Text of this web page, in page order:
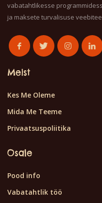
vabatahtlikesse
ja maksete turvalisuse
Meist
Kes Me Oleme
Mida Me Teeme
Privaatsuspoliitika
Osale
Pood info
Vabatahtlik töö